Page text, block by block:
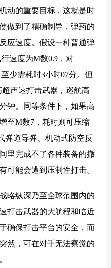
动的重要目标，这就是时
做到了精确制导，弹药的
应速度。假设一种普通弹
速度为M数0.9，对
少需耗时3小时07分。但
声速打击武器，巡航高
钟。同等条件下，如果高
至M数7，耗时则可压缩
弹道导弹、机动式防空反
里完成不了各种装备的撤
可能会遭到压制性打击。
纵深乃至全球范围内的
打击武器的大航程和临近
确保打击平台的安全，而
然，可在对手无法察觉的